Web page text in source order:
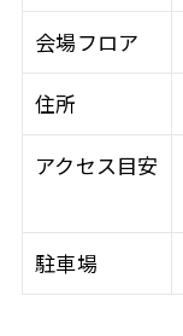
会場フロア
住所
アクセス目安
駐車場